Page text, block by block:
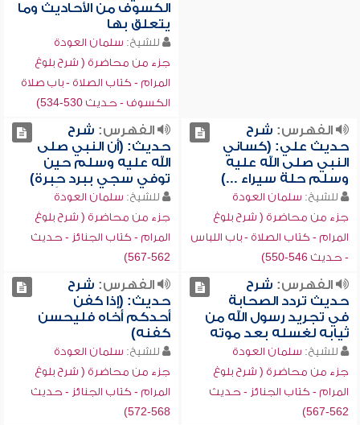
الكسوف من الأحاديث وما
يتعلق بها
للشيخ: سلمان العودة
جزء من محاضرة ( شرح بلوغ
المرام - كتاب الصلاة - باب صلاة
الكسوف - حديث 530-534)
الفهرس: شرح
حديث علي: (كساني
النبي صلى الله عليه
وسلم حلة سيراء ...)
للشيخ: سلمان العودة
جزء من محاضرة ( شرح بلوغ
المرام - كتاب الصلاة - باب اللباس
- حديث 546-550)
الفهرس: شرح
حديث: (أن النبي صلى
الله عليه وسلم حين
توفي سجي ببرد حِبرة)
للشيخ: سلمان العودة
جزء من محاضرة ( شرح بلوغ
المرام - كتاب الجنائز - حديث
562-567)
الفهرس: شرح
حديث تردد الصحابة
في تجريد رسول الله من
ثيابه لغسله بعد موته
للشيخ: سلمان العودة
جزء من محاضرة ( شرح بلوغ
المرام - كتاب الجنائز - حديث
562-567)
الفهرس: شرح
حديث: (إذا كفن
أحدكم أخاه فليحسن
كفنه)
للشيخ: سلمان العودة
جزء من محاضرة ( شرح بلوغ
المرام - كتاب الجنائز - حديث
568-572)